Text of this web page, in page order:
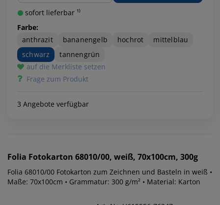
sofort lieferbar ¹⁾
Farbe:
anthrazit
bananengelb hochrot
mittelblau
schwarz
tannengrün
auf die Merkliste setzen
Frage zum Produkt
3 Angebote verfügbar
Folia Fotokarton 68010/00, weiß, 70x100cm, 300g
Folia 68010/00 Fotokarton zum Zeichnen und Basteln in weiß •
Maße: 70x100cm • Grammatur: 300 g/m² • Material: Karton